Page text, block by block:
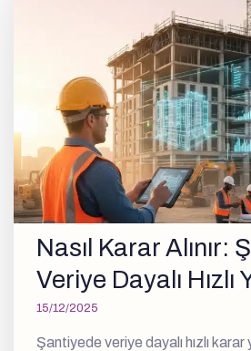
Nasıl Karar Alınır:
Veriye Dayalı Hızlı
15/12/2025
Şantiyede veriye dayalı hızlı